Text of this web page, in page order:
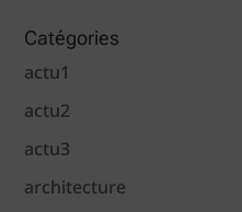
Catégories
actu1
actu2
actu3
architecture